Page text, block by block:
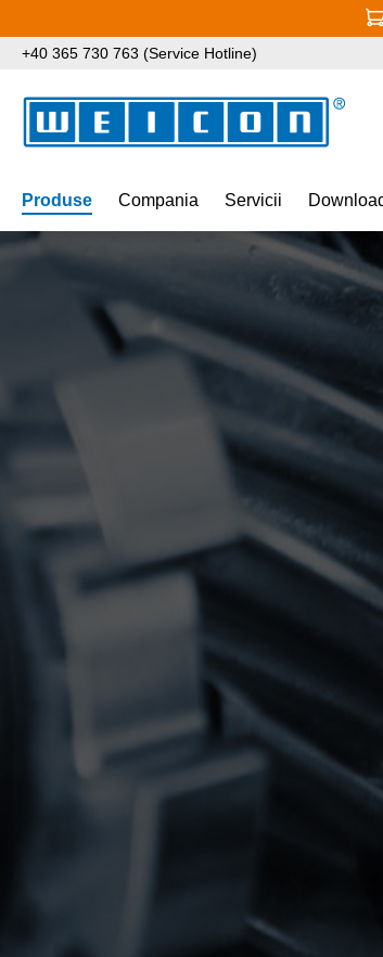
+40 365 730 763 (Service Hotline)
Produse Compania Servicii